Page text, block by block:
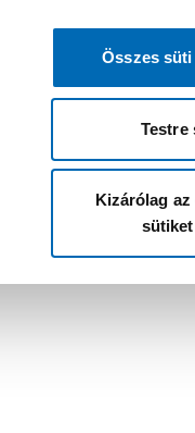
Összes süti
Testre
Kizárólag